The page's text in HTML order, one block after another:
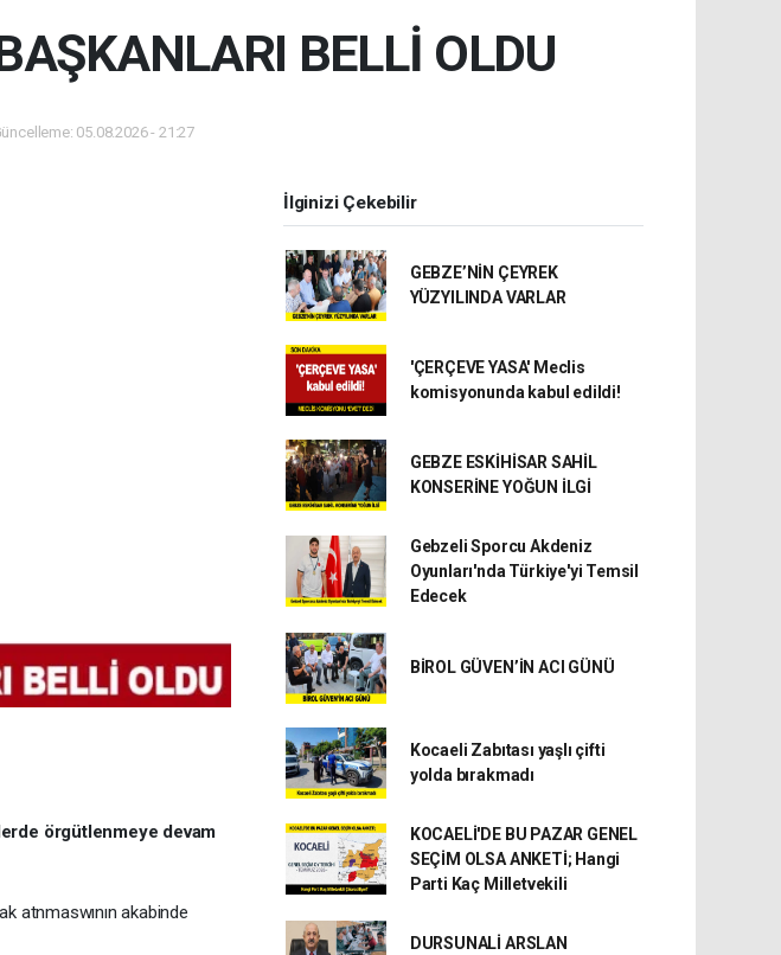
BELLİ OLDU
05.08.2026 - 21:27
örgütlenmeye devam
atnmaswının akabinde
İlginizi Çekebilir
GEBZE’NİN ÇEYREK
YÜZYILINDA VARLAR
'ÇERÇEVE YASA' Meclis
komisyonunda kabul edildi!
GEBZE ESKİHİSAR SAHİL
KONSERİNE YOĞUN İLGİ
Gebzeli Sporcu Akdeniz
Oyunları'nda Türkiye'yi Temsil
Edecek
BİROL GÜVEN’İN ACI GÜNÜ
Kocaeli Zabıtası yaşlı çifti
yolda bırakmadı
KOCAELİ'DE BU PAZAR GENEL
SEÇİM OLSA ANKETİ; Hangi
Parti Kaç Milletvekili
DURSUNALİ ARSLAN